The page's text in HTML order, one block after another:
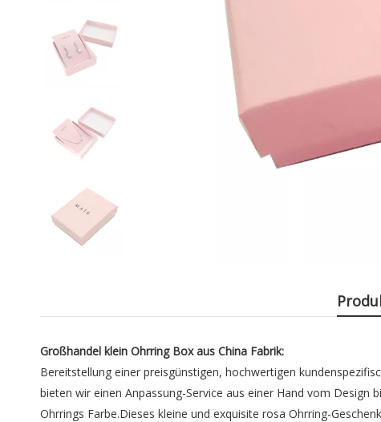
Großhandel klein Ohrring Box aus China Fabrik:
Bereitstellung einer preisgünstigen, hochwertigen
bieten wir einen Anpassung-Service aus einer Hand vom
Ohrrings Farbe.Dieses kleine und exquisite rosa Ohrring-